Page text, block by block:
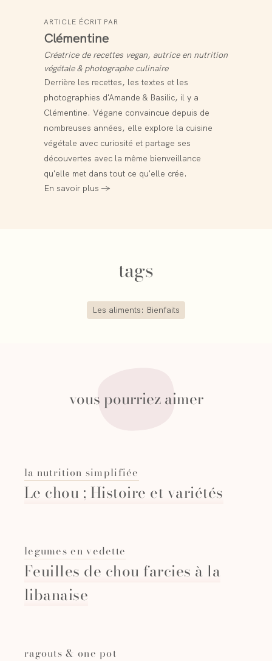
ARTICLE ÉCRIT PAR
Clémentine
Créatrice de recettes vegan, autrice en nutrition
végétale & photographe culinaire
Derrière les recettes, les textes et les
photographies d'Amande & Basilic, il y a
Clémentine. Végane convaincue depuis de
nombreuses années, elle explore la cuisine
végétale avec curiosité et partage ses
découvertes avec la même bienveillance
qu'elle met dans tout ce qu'elle crée.
En savoir plus →
tags
Les aliments: Bienfaits
vous pourriez aimer
la nutrition simplifiée
Le chou ; Histoire et variétés
legumes en vedette
Feuilles de chou farcies à la
libanaise
ragouts & one pot